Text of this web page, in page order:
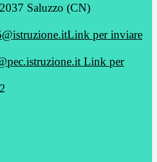
Saluzzo (CN)
Link per inviare
Link per